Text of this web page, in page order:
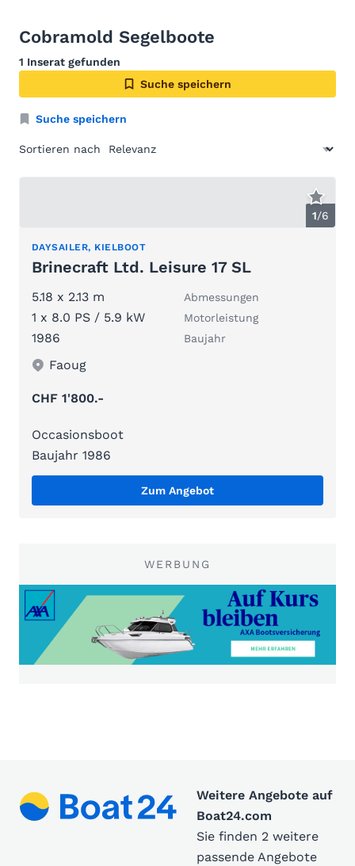
Cobramold Segelboote
1 Inserat gefunden
Suche speichern
Suche speichern
Sortieren nach
1/6
DAYSAILER, KIELBOOT
Brinecraft Ltd. Leisure 17 SL
5.18 x 2.13 m Abmessungen
1 x 8.0 PS / 5.9 kW Motorleistung
1986 Baujahr
Faoug
CHF 1'800.-
Occasionsboot
Baujahr 1986
Zum Angebot
WERBUNG
Weitere Angebote auf
Boat24.com
Sie finden 2 weitere
passende Angebote